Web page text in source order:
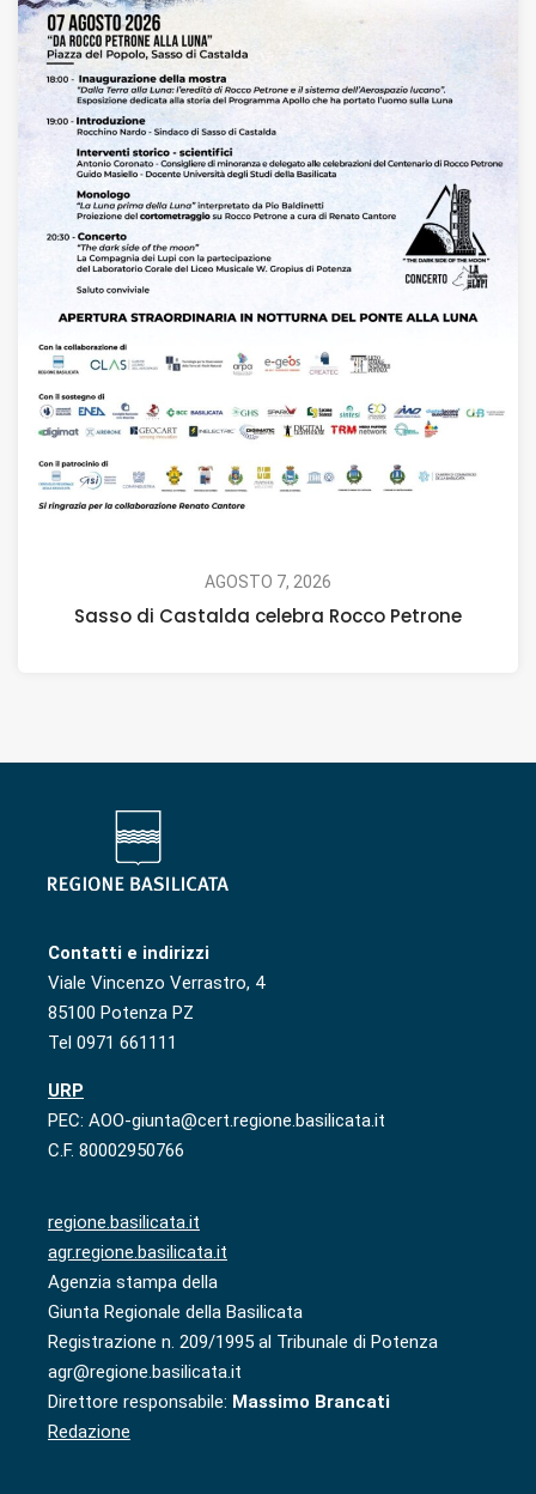
AGOSTO 7, 2026
Sasso di Castalda celebra Rocco Petrone
Contatti e indirizzi
Viale Vincenzo Verrastro, 4
85100 Potenza PZ
Tel 0971 661111
URP
PEC: AOO-giunta@cert.regione.basilicata.it
C.F. 80002950766
regione.basilicata.it
agr.regione.basilicata.it
Agenzia stampa della
Giunta Regionale della Basilicata
Registrazione n. 209/1995 al Tribunale di Potenza
agr@regione.basilicata.it
Direttore responsabile: Massimo Brancati
Redazione